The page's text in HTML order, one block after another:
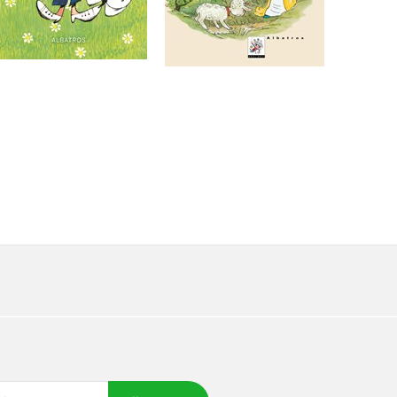
Do košíku
349 Kč
279 Kč
Do košíku
329 Kč
263 Kč